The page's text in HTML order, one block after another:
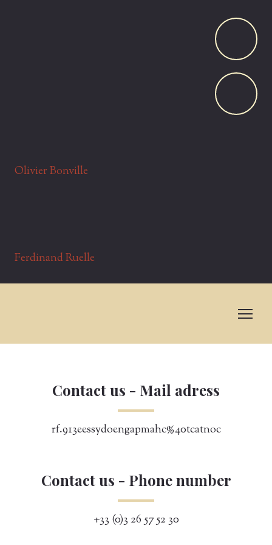
vins de Belval. L'Odyssée 319 passera donc par Belval et
les Pinots Meuniers de David Faivre, millésime 2020.
Olivier Bonville
Ferdinand Ruelle
Contact us - Mail adress
rf.913eessydoengapmahc%40tcatnoc
Contact us - Phone number
+33 (0)3 26 57 52 30